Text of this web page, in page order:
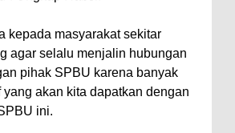
kepada masyarakat sekitar
agar selalu menjalin hubungan
pihak SPBU karena banyak
yang akan kita dapatkan dengan
ini.